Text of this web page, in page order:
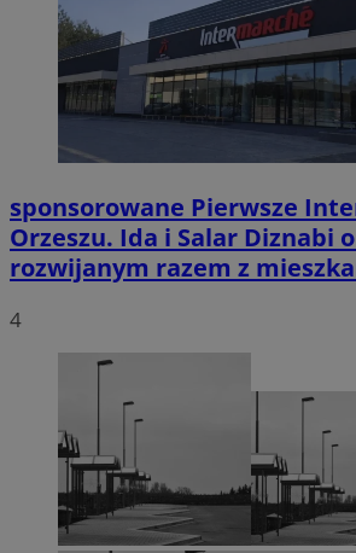
sponsorowane Pierwsze
Orzeszu. Ida i Salar Diznabi
rozwijanym razem z
4